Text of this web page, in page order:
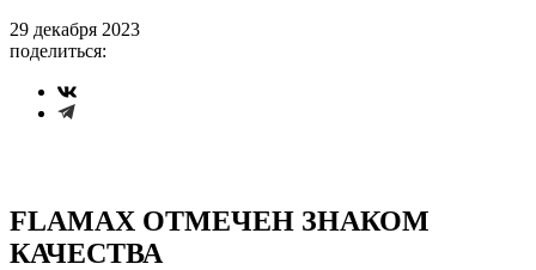
29 декабря 2023
поделиться:
FLAMAX ОТМЕЧЕН ЗНАКОМ
КАЧЕСТВА